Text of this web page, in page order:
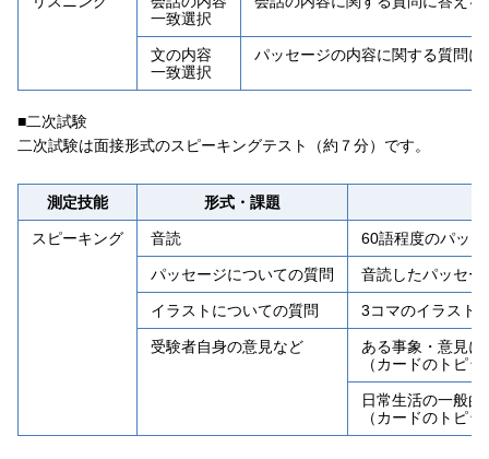
一致選択
文の内容
一致選択
パッセージの内容に関する質問
■二次試験
⼆次試験は⾯接形式のスピーキングテスト（約７分）です。
測定技能 形式・課題
スピーキング 音読 60語程度のパッ
パッセージについての質問 音読したパッセー
イラストについての質問 3コマのイラスト
受験者自身の意見など
ある事象・意見
（カードのトピ
日常生活の一般
（カードのトピ